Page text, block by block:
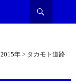
2015年 > タカモト道路